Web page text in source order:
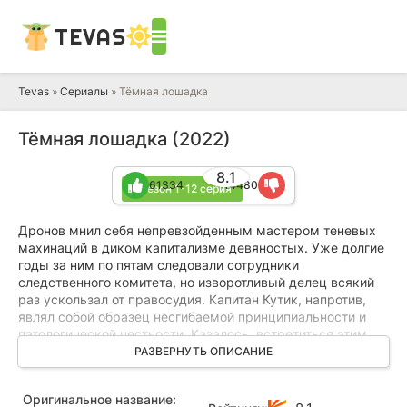
TEVAS
Tevas » Сериалы » Тёмная лошадка
Тёмная лошадка (2022)
1 сезон 1-12 серия
8.1
61334 14480
Дронов мнил себя непревзойденным мастером теневых
махинаций в диком капитализме девяностых. Уже долгие
годы за ним по пятам следовали сотрудники
следственного комитета, но изворотливый делец всякий
раз ускользал от правосудия. Капитан Кутик, напротив,
являл собой образец несгибаемой принципиальности и
патологической честности. Казалось, встретиться этим
двум полярным личностям было невозможно, словно
солнечный луч и грозовая туча. Обычное дорожное
врезался в полицейскую машину, и попытка тут же
РАЗВЕРНУТЬ ОПИСАНИЕ
Оригинальное название: